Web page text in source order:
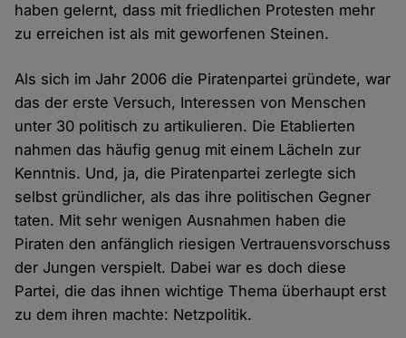
haben gelernt, dass mit friedlichen Protesten mehr
zu erreichen ist als mit geworfenen Steinen.
Als sich im Jahr 2006 die Piratenpartei gründete, war
das der erste Versuch, Interessen von Menschen
unter 30 politisch zu artikulieren. Die Etablierten
nahmen das häufig genug mit einem Lächeln zur
Kenntnis. Und, ja, die Piratenpartei zerlegte sich
selbst gründlicher, als das ihre politischen Gegner
taten. Mit sehr wenigen Ausnahmen haben die
Piraten den anfänglich riesigen Vertrauensvorschuss
der Jungen verspielt. Dabei war es doch diese
Partei, die das ihnen wichtige Thema überhaupt erst
zu dem ihren machte: Netzpolitik.